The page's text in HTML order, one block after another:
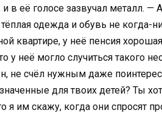
в её голосе зазвучал металл. —
одежда и обувь не когда-
квартире, у неё пенсия
неё могло случиться такого
не счёл нужным даже
для твоих детей? Ты
я им скажу, когда они спросят